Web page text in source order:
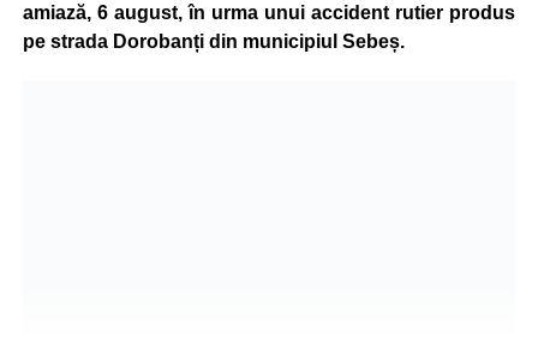
amiază, 6 august, în urma unui accident rutier produs
pe strada Dorobanți din municipiul Sebeș.